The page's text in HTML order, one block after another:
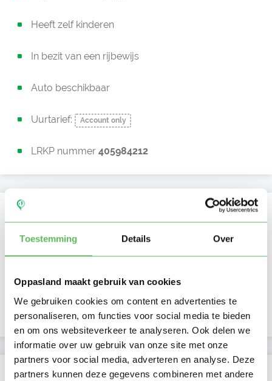
Toestemming Details Over
Oppasland maakt gebruik van cookies
We gebruiken cookies om content en advertenties te
personaliseren, om functies voor social media te bieden
en om ons websiteverkeer te analyseren. Ook delen we
informatie over uw gebruik van onze site met onze
partners voor social media, adverteren en analyse. Deze
partners kunnen deze gegevens combineren met andere
Heeft zelf kinderen
In bezit van een rijbewijs
Auto beschikbaar
Uurtarief: Account only
LRKP nummer 405984212
Kan oppassen op
Di Wo
Namiddag
Nacht
NIEUW
Activiteit op Oppasland